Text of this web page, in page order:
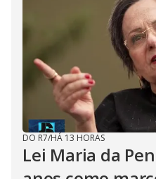
DO R7/HÁ 13 HORAS
Lei Maria da